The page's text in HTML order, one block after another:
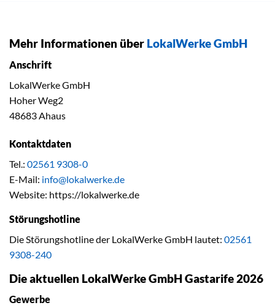
Mehr Informationen über LokalWerke GmbH
Anschrift
LokalWerke GmbH
Hoher Weg2
48683 Ahaus
Kontaktdaten
Tel.: 02561 9308-0
E-Mail: info@lokalwerke.de
Website: https://lokalwerke.de
Störungshotline
Die Störungshotline der LokalWerke GmbH lautet: 02561
9308-240
Die aktuellen LokalWerke GmbH Gastarife 2026
Gewerbe